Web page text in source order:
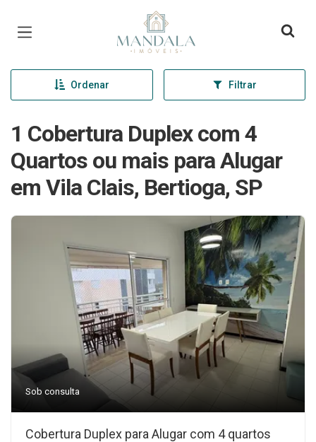
Página inicial
Ordenar Filtrar
1 Cobertura Duplex com 4
Quartos ou mais para Alugar
em Vila Clais, Bertioga, SP
Sob consulta
Cobertura Duplex para Alugar com 4 quartos